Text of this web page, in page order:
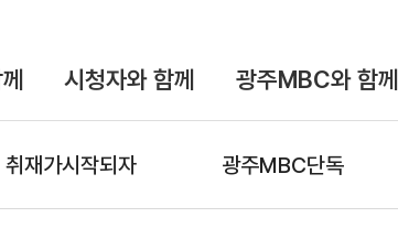
시청자와 함께 광주MBC와 함께
취재가시작되자 광주MBC단독